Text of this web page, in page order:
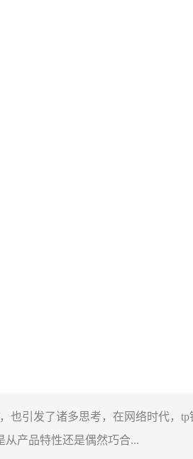
也引发了诸多思考，在网络时代，
从产品特性还是偶然巧合...